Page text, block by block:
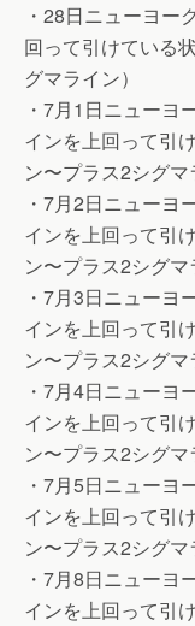
・28日ニューヨー
回って引けている
グマライン）
・7月1日ニューヨ
インを上回って引
ン〜プラス2シグマ
・7月2日ニューヨ
インを上回って引
ン〜プラス2シグマ
・7月3日ニューヨ
インを上回って引
ン〜プラス2シグマ
・7月4日ニューヨ
インを上回って引
ン〜プラス2シグマ
・7月5日ニューヨ
インを上回って引
ン〜プラス2シグマ
・7月8日ニューヨ
インを上回って引